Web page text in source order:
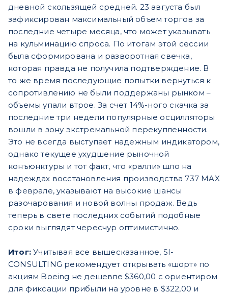
дневной скользящей средней. 23 августа был
зафиксирован максимальный объем торгов за
последние четыре месяца, что может указывать
на кульминацию спроса. По итогам этой сессии
была сформирована и разворотная свечка,
которая правда не получила подтверждение. В
то же время последующие попытки вернуться к
сопротивлению не были поддержаны рынком –
объемы упали втрое. За счет 14%-ного скачка за
последние три недели популярные осцилляторы
вошли в зону экстремальной перекупленности.
Это не всегда выступает надежным индикатором,
однако текущее ухудшение рыночной
конъюнктуры и тот факт, что «ралли» шло на
надеждах восстановления производства 737 MAX
в феврале, указывают на высокие шансы
разочарования и новой волны продаж. Ведь
теперь в свете последних событий подобные
сроки выглядят чересчур оптимистично.
Итог: Учитывая все вышесказанное, SI-
CONSULTING рекомендует открывать «шорт» по
акциям Boeing не дешевле $360,00 c ориентиром
для фиксации прибыли на уровне в $322,00 и